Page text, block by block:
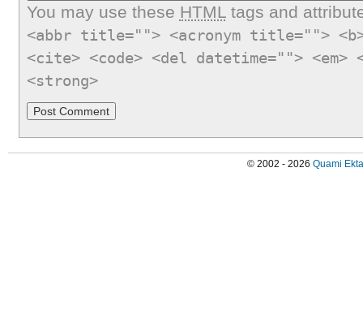
You may use these HTMLtags and
<abbr title=""> <acronym title="">
<cite> <code> <del datetime="">
<strong>
© 2002 - 2026 Quami